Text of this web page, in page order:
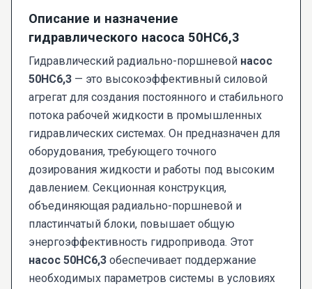
Описание и назначение
гидравлического насоса 50НС6,3
Гидравлический радиально-поршневой насос
50НС6,3 — это высокоэффективный силовой
агрегат для создания постоянного и стабильного
потока рабочей жидкости в промышленных
гидравлических системах. Он предназначен для
оборудования, требующего точного
дозирования жидкости и работы под высоким
давлением. Секционная конструкция,
объединяющая радиально-поршневой и
пластинчатый блоки, повышает общую
энергоэффективность гидропривода. Этот
насос 50НС6,3 обеспечивает поддержание
необходимых параметров системы в условиях